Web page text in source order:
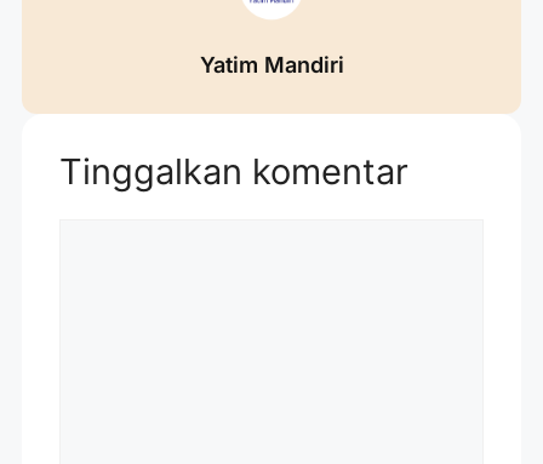
Yatim Mandiri
Tinggalkan komentar